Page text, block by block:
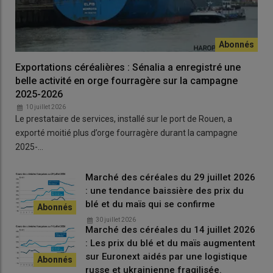
Protéagineux
Tendance baissière
Le marché est inactif, en cette semaine du 18 au 25
février 2026, en pois et en féverole fourragers départ
Marne mais il y a encore de la marchandise à vendre en
pois fourrager.
perdant 5 €/t en départ Marne, sa place de référence.
Tourteaux
Prix en progression en colza et
tournesol
Les prix des tourteaux de soja sur le marché physique
Exportations céréalières : Sénalia a enregistré une
belle activité en orge fourragère sur la campagne
2025-2026
10 juillet 2026
Le prestataire de services, installé sur le port de Rouen, a
exporté moitié plus d’orge fourragère durant la campagne
2025-…
Marché des céréales du 29 juillet 2026
: une tendance baissière des prix du
blé et du maïs qui se confirme
30 juillet 2026
Marché des céréales du 14 juillet 2026
: Les prix du blé et du maïs augmentent
sur Euronext aidés par une logistique
russe et ukrainienne fragilisée.